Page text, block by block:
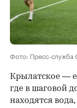
Фото: Пресс-служба
Крылатское —
где в шаговой
находятся